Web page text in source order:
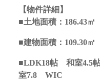
【物件詳細】
■土地面積：186.43㎡
■建物面積：109.30㎡
■LDK18帖 和室4.5
室7.8 WIC